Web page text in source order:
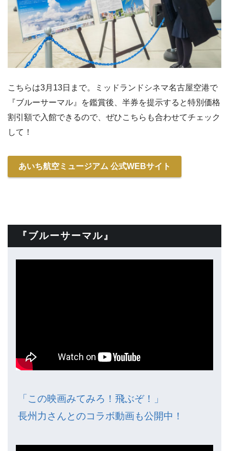
こちらは3月13日まで。ミッドランドシネマ名古屋空港で
『ブルーサーマル』を鑑賞後、半券を提示すると特別価格
割引額で入館できるので、ぜひこちらも合わせてチェック
して！
あいち航空ミュージアム 公式WEBサイト
『ブルーサーマル』
「この映画みてみろ！飛ぶぞ！」
長州力さんとのコラボ動画も公開中！